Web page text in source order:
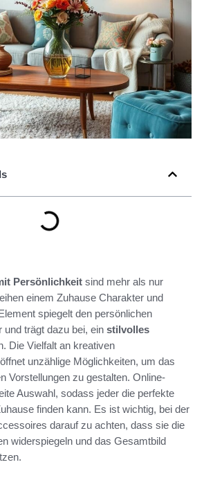
Persönlichkeit sind mehr als nur
einem Zuhause Charakter und
spiegelt den persönlichen
und trägt dazu bei, ein stilvolles
Die Vielfalt an kreativen
unzählige Möglichkeiten, um das
Vorstellungen zu gestalten. Online-
Auswahl, sodass jeder die perfekte
finden kann. Es ist wichtig, bei der
darauf zu achten, dass sie die
widerspiegeln und das Gesamtbild